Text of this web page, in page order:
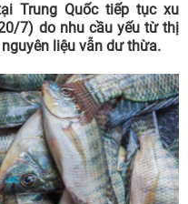
Trung Quốc tiếp tục xu
7) do nhu cầu yếu từ thị
liệu vẫn dư thừa.